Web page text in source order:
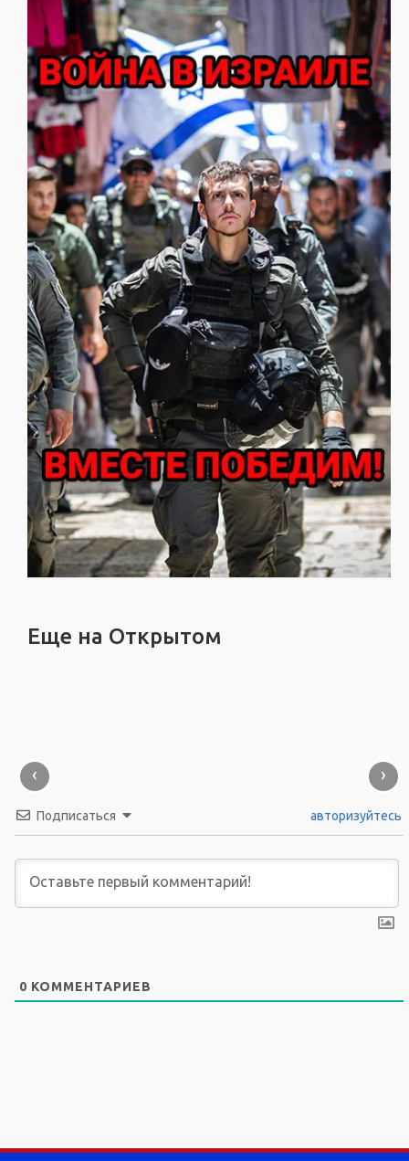
Еще на Открытом
‹ ›
Подписаться авторизуйтесь
0 КОММЕНТАРИЕВ